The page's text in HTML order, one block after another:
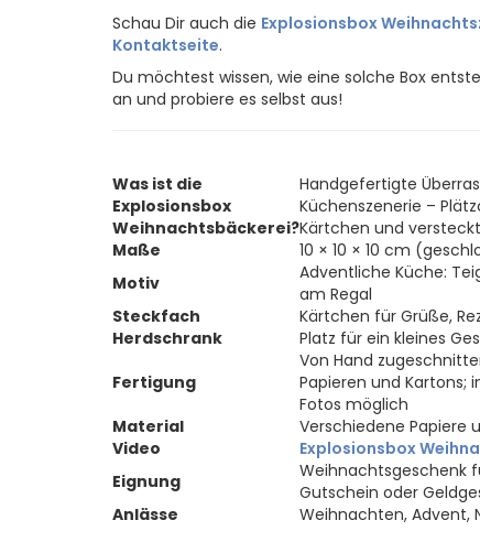
Schau Dir auch die Explosionsbox
Kontaktseite.
Du möchtest wissen, wie eine solche Box
an und probiere es selbst aus!
Was ist die
Explosionsbox
Weihnachtsbäckerei?
Handgefertigte
Küchenszenerie –
Kärtchen und
Maße
10 × 10 × 10 cm
Motiv
Adventliche Küche:
am Regal
Steckfach
Kärtchen für Grüße,
Herdschrank
Platz für ein kleines
Fertigung
Von Hand
Papieren und Kartons;
Fotos möglich
Material
Verschiedene Papiere
Video
Explosionsbox
Eignung
Weihnachtsgeschenk
Gutschein oder
Anlässe
Weihnachten, Advent,